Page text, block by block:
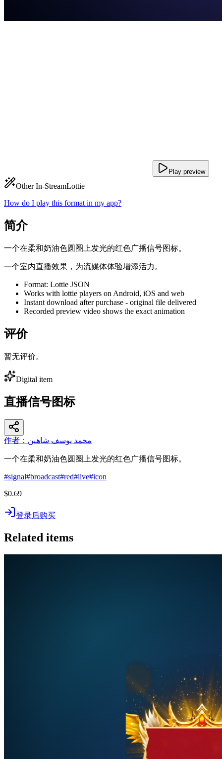
Play preview
Other In-StreamLottie
How do I play this format in my app?
简介
一个在柔和奶油色圆圈上发光的红色广播信号图标。
一个室内直播效果，为流媒体体验增添活力。
Format: Lottie JSON
Works with lottie players on Android, iOS and web
Instant download after purchase - original file delivered
Recorded preview video shows the exact animation
评价
暂无评价。
Digital item
直播信号图标
作者：محمد يوسف شاهين
一个在柔和奶油色圆圈上发光的红色广播信号图标。
#signal#broadcast#red#live#icon
$0.69
登录后购买
Related items